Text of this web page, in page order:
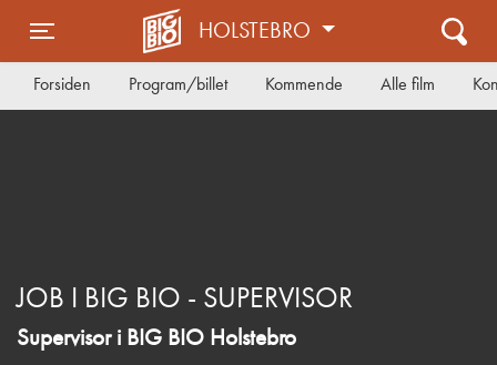
Toggle navigation
HOLSTEBRO
Forsiden Program/billet Kommende Alle film
JOB I BIG BIO - SUPERVISOR
Supervisor i BIG BIO Holstebro